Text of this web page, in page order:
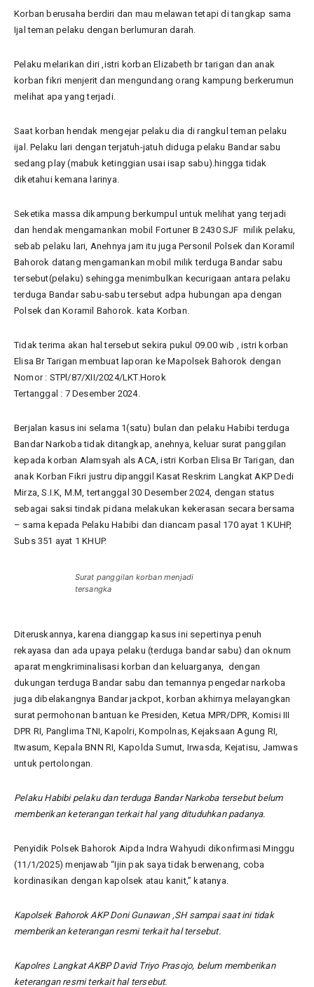
Korban berusaha berdiri dan mau melawan tetapi di tangkap sama
Ijal teman pelaku dengan berlumuran darah.
Pelaku melarikan diri ,istri korban Elizabeth br tarigan dan anak
korban fikri menjerit dan mengundang orang kampung berkerumun
melihat apa yang terjadi.
Saat korban hendak mengejar pelaku dia di rangkul teman pelaku
ijal. Pelaku lari dengan terjatuh-jatuh diduga pelaku Bandar sabu
sedang play (mabuk ketinggian usai isap sabu).hingga tidak
diketahui kemana larinya.
Seketika massa dikampung berkumpul untuk melihat yang terjadi
dan hendak mengamankan mobil Fortuner B 2430 SJF milik pelaku,
sebab pelaku lari, Anehnya jam itu juga Personil Polsek dan Koramil
Bahorok datang mengamankan mobil milik terduga Bandar sabu
tersebut(pelaku) sehingga menimbulkan kecurigaan antara pelaku
terduga Bandar sabu-sabu tersebut adpa hubungan apa dengan
Polsek dan Koramil Bahorok. kata Korban.
Tidak terima akan hal tersebut sekira pukul 09.00 wib , istri korban
Elisa Br Tarigan membuat laporan ke Mapolsek Bahorok dengan
Nomor : STPl/87/XII/2024/LKT.Horok
Tertanggal : 7 Desember 2024.
Berjalan kasus ini selama 1(satu) bulan dan pelaku Habibi terduga
Bandar Narkoba tidak ditangkap, anehnya, keluar surat panggilan
kepada korban Alamsyah als ACA, istri Korban Elisa Br Tarigan, dan
anak Korban Fikri justru dipanggil Kasat Reskrim Langkat AKP Dedi
Mirza, S.I.K, M.M, tertanggal 30 Desember 2024, dengan status
sebagai saksi tindak pidana melakukan kekerasan secara bersama
– sama kepada Pelaku Habibi dan diancam pasal 170 ayat 1 KUHP,
Subs 351 ayat 1 KHUP.
Surat panggilan korban menjadi
tersangka
Diteruskannya, karena dianggap kasus ini sepertinya penuh
rekayasa dan ada upaya pelaku (terduga bandar sabu) dan oknum
aparat mengkriminalisasi korban dan keluarganya, dengan
dukungan terduga Bandar sabu dan temannya pengedar narkoba
juga dibelakangnya Bandar jackpot, korban akhirnya melayangkan
surat permohonan bantuan ke Presiden, Ketua MPR/DPR, Komisi III
DPR RI, Panglima TNI, Kapolri, Kompolnas, Kejaksaan Agung RI,
Itwasum, Kepala BNN RI, Kapolda Sumut, Irwasda, Kejatisu, Jamwas
untuk pertolongan.
Pelaku Habibi pelaku dan terduga Bandar Narkoba tersebut belum
memberikan keterangan terkait hal yang dituduhkan padanya.
Penyidik Polsek Bahorok Aipda Indra Wahyudi dikonfirmasi Minggu
(11/1/2025) menjawab “Ijin pak saya tidak berwenang, coba
kordinasikan dengan kapolsek atau kanit,” katanya.
Kapolsek Bahorok AKP Doni Gunawan ,SH sampai saat ini tidak
memberikan keterangan resmi terkait hal tersebut.
Kapolres Langkat AKBP David Triyo Prasojo, belum memberikan
keterangan resmi terkait hal tersebut.